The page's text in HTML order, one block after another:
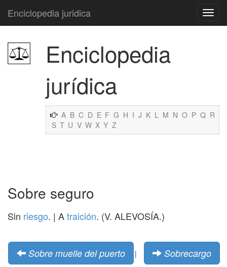
Enciclopedia juridica
Enciclopedia
jurídica
A B C D E F G H I J K L M N O P Q R
S T U V W X Y Z
Sobre seguro
Sin riesgo. | Atraición. (V. ALEVOSÍA.)
Sobre muelle del puerto | Sobrecargo